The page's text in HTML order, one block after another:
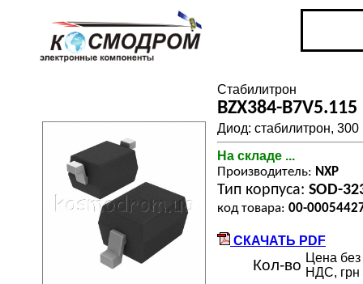
Стабилитрон
BZX384-B7V5.115
Диод: стабилитрон,
На складе ...
Производитель: NXP
Тип корпуса: SOD-
код товара: 00-
СКАЧАТЬ PDF
Кол-во Цена без
НДС, грн